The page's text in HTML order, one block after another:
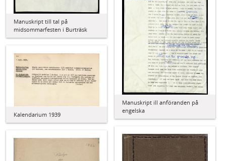
Manuskript till tal på
midsommarfesten i Burträsk
Manuskript ill anföranden på
engelska
Kalendarium 1939